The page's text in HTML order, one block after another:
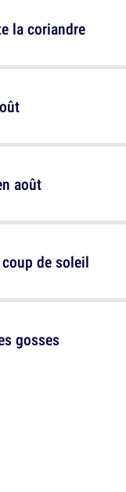
de soleil
la coriandre
août
gosses